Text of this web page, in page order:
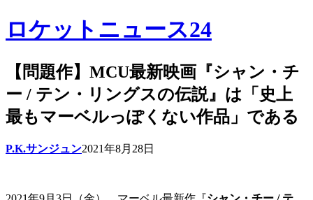
ロケットニュース24
【問題作】MCU最新映画『シャン・チ
ー / テン・リングスの伝説』は「史上
最もマーベルっぽくない作品」である
P.K.サンジュン2021年8月28日